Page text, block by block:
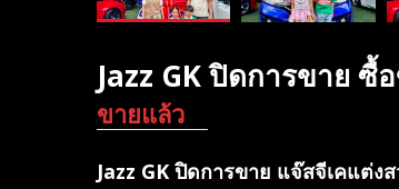
Jazz GK ปิดการขาย
ขายแล้ว
Jazz GK ปิดการขาย แจ๊สจีเคแต่